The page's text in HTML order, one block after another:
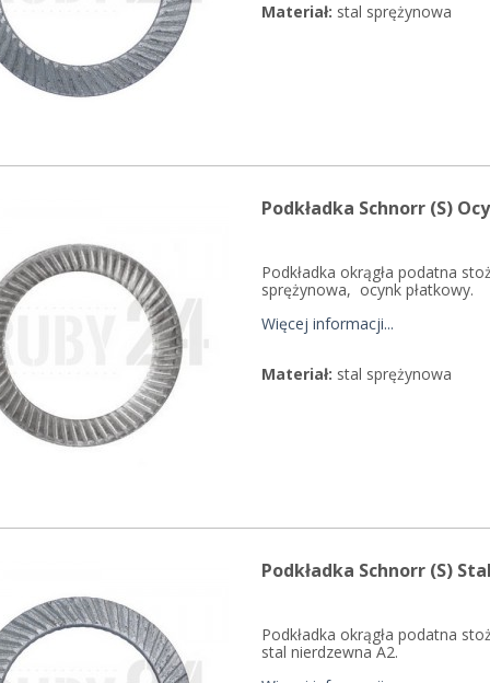
Materiał: stal sprężynowa
Podkładka Schnorr (S)
Podkładka okrągła podatna
sprężynowa, ocynk płatkowy.
Więcej informacji...
Materiał: stal sprężynowa
Podkładka Schnorr (S)
Podkładka okrągła podatna
stal nierdzewna A2.